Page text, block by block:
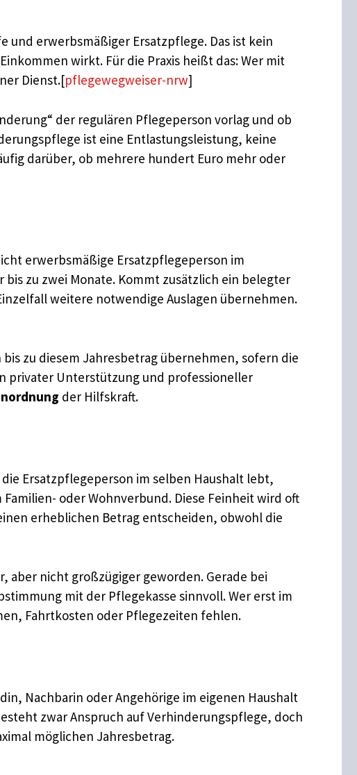
und erwerbsmäßiger Ersatzpflege. Das ist kein
wirkt. Für die Praxis heißt das: Wer mit
Dienst.[pflegewegweiser-nrw]
der regulären Pflegeperson vorlag und ob
ist eine Entlastungsleistung, keine
darüber, ob mehrere hundert Euro mehr oder
erwerbsmäßige Ersatzpflegeperson im
zu zwei Monate. Kommt zusätzlich ein belegter
weitere notwendige Auslagen übernehmen.
zu diesem Jahresbetrag übernehmen, sofern die
privater Unterstützung und professioneller
der Hilfskraft.
Ersatzpflegeperson im selben Haushalt lebt,
oder Wohnverbund. Diese Feinheit wird oft
erheblichen Betrag entscheiden, obwohl die
aber nicht großzügiger geworden. Gerade bei
mit der Pflegekasse sinnvoll. Wer erst im
Fahrtkosten oder Pflegezeiten fehlen.
Nachbarin oder Angehörige im eigenen Haushalt
zwar Anspruch auf Verhinderungspflege, doch
möglichen Jahresbetrag.